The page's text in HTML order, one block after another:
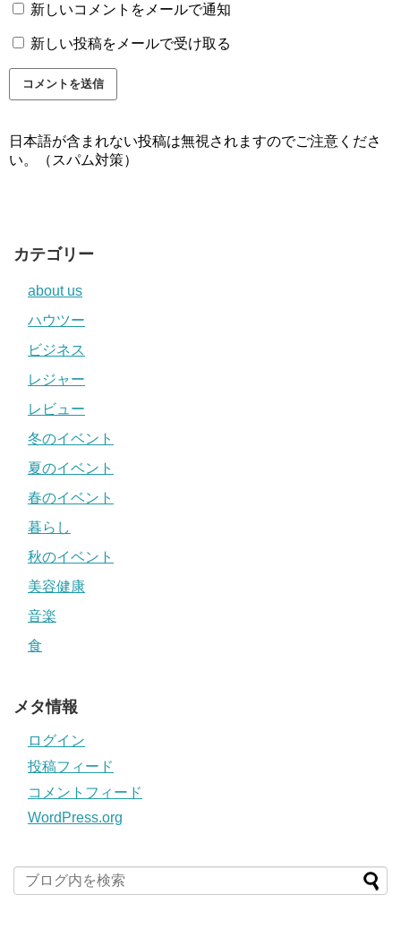
新しいコメントをメールで通知
新しい投稿をメールで受け取る
日本語が含まれない投稿は無視されますのでご注意くださ
い。（スパム対策）
カテゴリー
about us
ハウツー
ビジネス
レジャー
レビュー
冬のイベント
夏のイベント
春のイベント
暮らし
秋のイベント
美容健康
音楽
食
メタ情報
ログイン
投稿フィード
コメントフィード
WordPress.org